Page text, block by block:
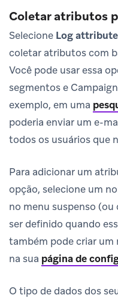
Coletar atributos
Selecione Log
coletar atributos com
Você pode usar essa
segmentos e
exemplo, em uma
poderia enviar um e-
todos os usuários que
Para adicionar um
opção, selecione um
no menu suspenso (ou
ser definido quando
também pode criar
na sua página de
O tipo de dados dos